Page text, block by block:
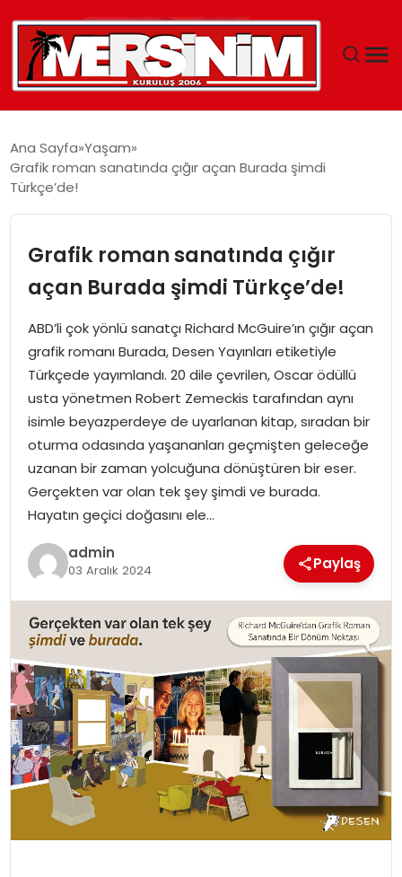
YAŞAM
EĞITIM
SPOR
EKONOMI
MAGAZIN
DÜNYA
OTOMOBIL
Ana Sayfa Yaşam
Grafik roman sanatında çığır açan Burada şimdi
Türkçe’de!
Grafik roman sanatında çığır
açan Burada şimdi Türkçe’de!
ABD’li çok yönlü sanatçı Richard McGuire’ın çığır açan
grafik romanı Burada, Desen Yayınları etiketiyle
Türkçede yayımlandı. 20 dile çevrilen, Oscar ödüllü
usta yönetmen Robert Zemeckis tarafından aynı
isimle beyazperdeye de uyarlanan kitap, sıradan bir
oturma odasında yaşananları geçmişten geleceğe
uzanan bir zaman yolcuğuna dönüştüren bir eser.
Gerçekten var olan tek şey şimdi ve burada.
Hayatın geçici doğasını ele…
admin
03 Aralık 2024 Paylaş